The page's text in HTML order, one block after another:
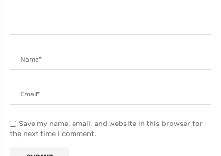
Save my name, email, and website in this browser for
the next time I comment.